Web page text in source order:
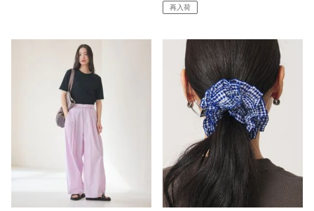
再入荷